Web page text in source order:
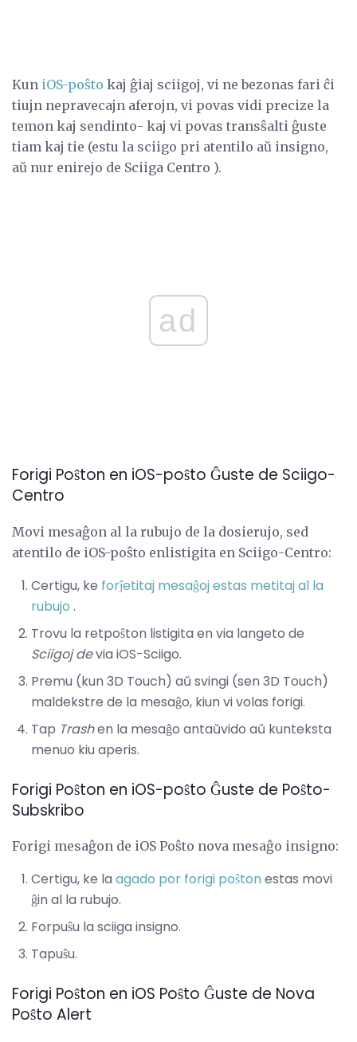
Kun iOS-poŝto kaj ĝiaj sciigoj, vi ne bezonas fari ĉi
tiujn nepravecajn aferojn, vi povas vidi precize la
temon kaj sendinto- kaj vi povas transŝalti ĝuste
tiam kaj tie (estu la sciigo pri atentilo aŭ insigno,
aŭ nur enirejo de Sciiga Centro ).
ad
Forigi Poŝton en iOS-poŝto Ĝuste de Sciigo-
Centro
Movi mesaĝon al la rubujo de la dosierujo, sed
atentilo de iOS-poŝto enlistigita en Sciigo-Centro:
Certigu, ke forĵetitaj mesaĝoj estas metitaj al la
rubujo .
Trovu la retpoŝton listigita en via langeto de
Sciigoj devia iOS-Sciigo.
Premu (kun 3D Touch) aŭ svingi (sen 3D Touch)
maldekstre de la mesaĝo, kiun vi volas forigi.
Tap Trashen la mesaĝo antaŭvido aŭ kunteksta
menuo kiu aperis.
Forigi Poŝton en iOS-poŝto Ĝuste de Poŝto-
Subskribo
Forigi mesaĝon de iOS Poŝto nova mesaĝo insigno:
Certigu, ke la agado por forigi poŝtonestas movi
ĝin al la rubujo.
Forpuŝu la sciiga insigno.
Tapuŝu.
Forigi Poŝton en iOS Poŝto Ĝuste de Nova
Poŝto Alert